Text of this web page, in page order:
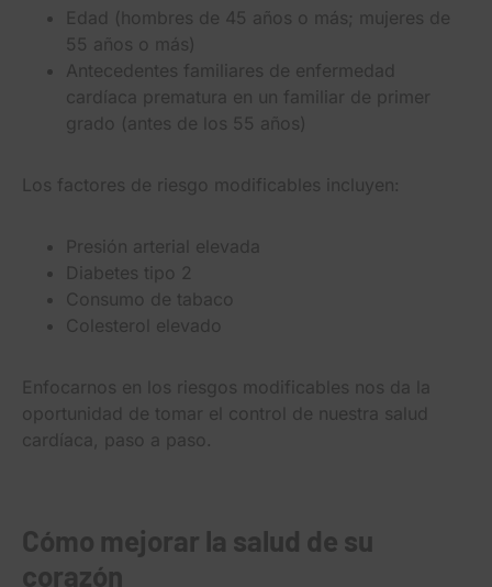
Edad (hombres de 45 años o más; mujeres de
55 años o más)
Antecedentes familiares de enfermedad
cardíaca prematura en un familiar de primer
grado (antes de los 55 años)
Los factores de riesgo modificables incluyen:
Presión arterial elevada
Diabetes tipo 2
Consumo de tabaco
Colesterol elevado
Enfocarnos en los riesgos modificables nos da la
oportunidad de tomar el control de nuestra salud
cardíaca, paso a paso.
Cómo mejorar la salud de su
corazón